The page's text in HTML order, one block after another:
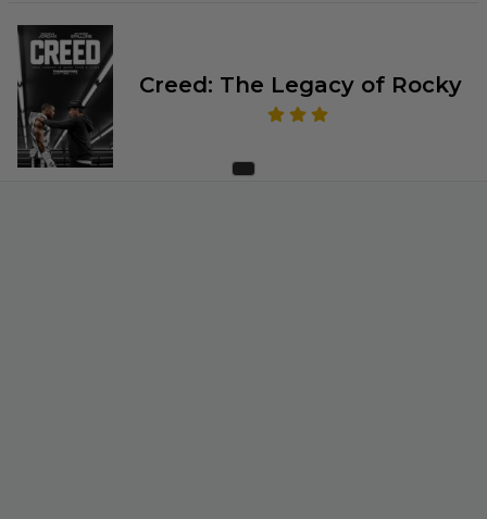
Creed: The Legacy of Rocky